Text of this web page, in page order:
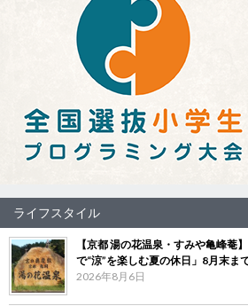
ライフスタイル
【京都 湯の花温泉・すみや亀峰菴
で“涼”を楽しむ夏の休日」8月末ま
2026年8月6日